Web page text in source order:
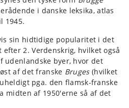
i danske leksika, atlas
1945.
sin hidtidige popularitet i det
2. Verdenskrig, hvilket også
udenlandske byer, hvor det
af det franske Bruges(hvilket
pga. den flamsk-franske
midten af 1950'erne så af det